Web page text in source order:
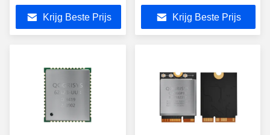
Modulelange afstand
Vergroting van WiFi met
RTL8811CU-Spaander
Krijg Beste Prijs
Band Wifi Module Groene
Kleur
Krijg Beste Prijs